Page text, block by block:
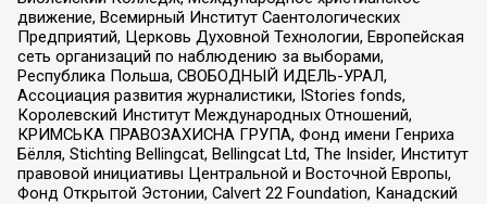
движение, Всемирный Институт Саентологических
Предприятий, Церковь Духовной Технологии, Европейская
сеть организаций по наблюдению за выборами,
Республика Польша, СВОБОДНЫЙ ИДЕЛЬ-УРАЛ,
Ассоциация развития журналистики, IStories fonds,
Королевский Институт Международных Отношений,
КРИМСЬКА ПРАВОЗАХИСНА ГРУПА, Фонд имени Генриха
Бёлля, Stichting Bellingcat, Bellingcat Ltd, The Insider, Институт
правовой инициативы Центральной и Восточной Европы,
Фонд Открытой Эстонии, Calvert 22 Foundation, Канадский